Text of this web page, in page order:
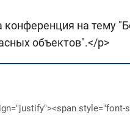
на тему
объектов".</p>